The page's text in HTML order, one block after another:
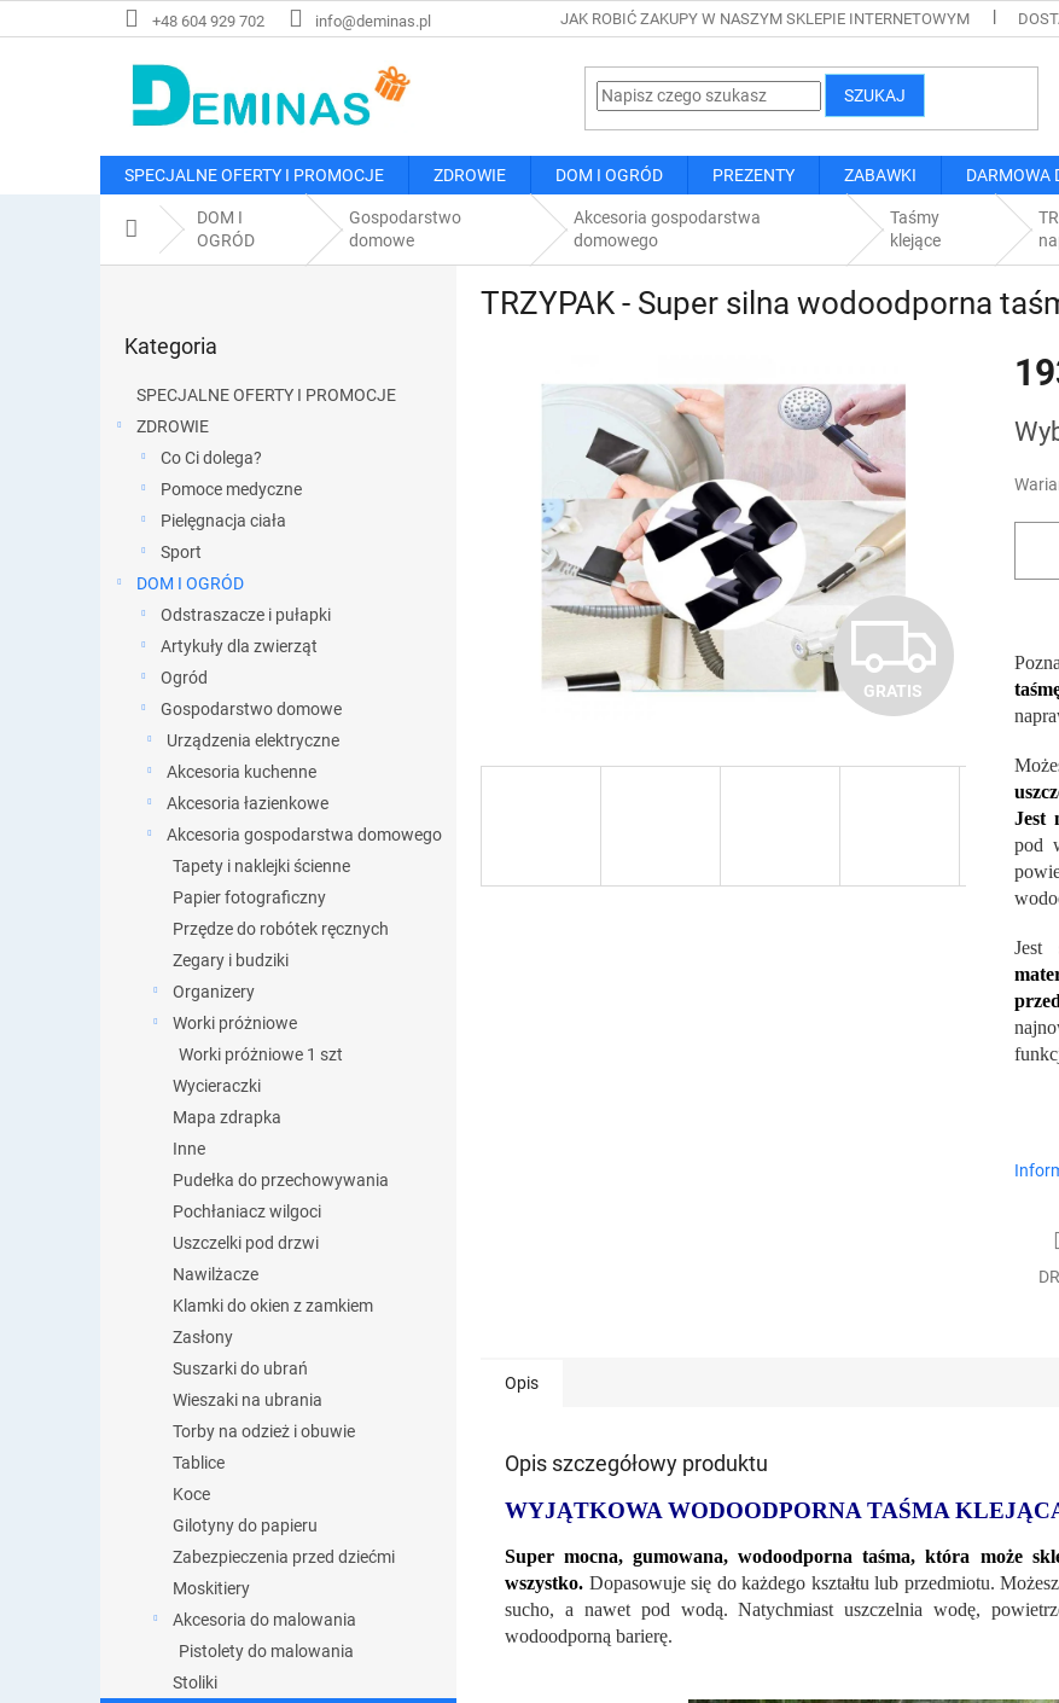
do
+48 604 929 702 info@deminas.pl JAK ROBIĆ ZAKUPY W NASZYM SKLEPIE INTERNETOWYM
SZUKAJ
SPECJALNE OFERTY I PROMOCJE ZDROWIE DOM I OGRÓD PREZENTY ZABAWKI DARMOWA
Home
DOM I
OGRÓD
Gospodarstwo
domowe
Akcesoria gospodarstwa
domowego
Taśmy
klejące
kategorie
Kategoria
SPECJALNE OFERTY I PROMOCJE
ZDROWIE
Co Ci dolega?
Pomoce medyczne
Pielęgnacja ciała
Sport
DOM I OGRÓD
Odstraszacze i pułapki
Artykuły dla zwierząt
Ogród
Gospodarstwo domowe
Urządzenia elektryczne
Akcesoria kuchenne
Akcesoria łazienkowe
Akcesoria gospodarstwa domowego
Tapety i naklejki ścienne
Papier fotograficzny
Przędze do robótek ręcznych
Zegary i budziki
Organizery
Worki próżniowe
Worki próżniowe 1 szt
Wycieraczki
Mapa zdrapka
Inne
Pudełka do przechowywania
Pochłaniacz wilgoci
Uszczelki pod drzwi
Nawilżacze
Klamki do okien z zamkiem
Zasłony
Suszarki do ubrań
Wieszaki na ubrania
Torby na odzież i obuwie
Tablice
Koce
Gilotyny do papieru
Zabezpieczenia przed dziećmi
Moskitiery
Akcesoria do malowania
Pistolety do malowania
Stoliki
TRZYPAK - Super silna wodoodporna
G
R
T
GRATIS
Jest
pod
Jest
Opis
Opis szczegółowy produktu
WYJĄTKOWA WODOODPORNA TAŚMA
Super mocna, gumowana, wodoodporna taśma, która może
wszystko. Dopasowuje się do każdego kształtu lub przedmiotu.
sucho, a nawet pod wodą. Natychmiast uszczelnia wodę,
wodoodporną barierę.